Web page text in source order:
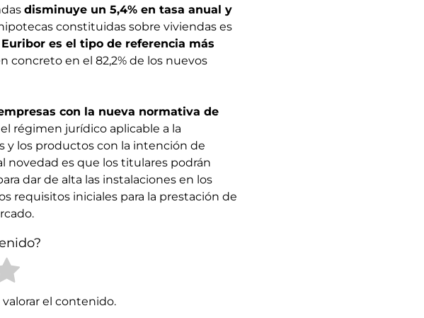
disminuye un 5,4% en tasa anual y
constituidas sobre viviendas es
Euribor es el tipo de referencia más
concreto en el 82,2% de los nuevos
con la nueva normativa de
régimen jurídico aplicable a la
y los productos con la intención de
novedad es que los titulares podrán
dar de alta las instalaciones en los
requisitos iniciales para la prestación de
valorar el contenido.